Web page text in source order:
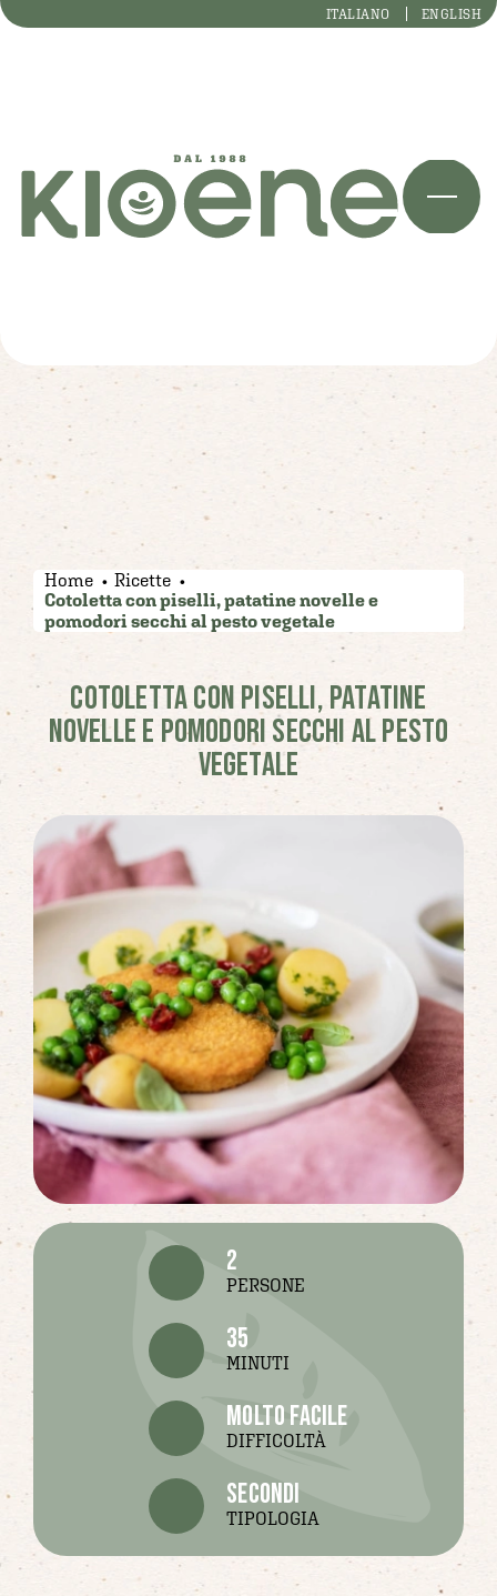
ITALIANO ENGLISH
Home Ricette
Cotoletta con piselli, patatine novelle e
pomodori secchi al pesto vegetale
COTOLETTA CON PISELLI, PATATINE
NOVELLE E POMODORI SECCHI AL PESTO
VEGETALE
2
PERSONE
35
MINUTI
molto facile
DIFFICOLTÀ
secondi
TIPOLOGIA